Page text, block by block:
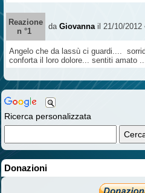
Ricerca personalizzata
Donazioni
Reazione
n °1
da Giovanna il 21/10/2012
Angelo che da lassù ci guardi....
conforta il loro dolore... sentiti amato